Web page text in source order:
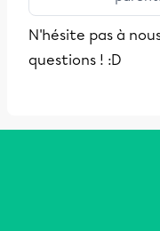
N'hésite pas à
questions ! :D